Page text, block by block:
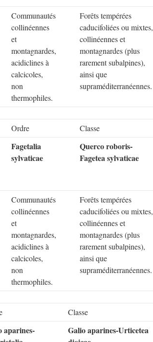
Communautés
collinéennes
et
montagnardes,
acidiclines à
calcicoles,
non
thermophiles.
Forêts tempérées
caducifoliées ou mixtes,
collinéennes et
montagnardes (plus
rarement subalpines),
ainsi que
supraméditerranéennes.
Ordre Classe
Fagetalia
sylvaticae
Querco roboris-
Fagetea sylvaticae
Communautés
collinéennes
et
montagnardes,
acidiclines à
calcicoles,
non
thermophiles.
Forêts tempérées
caducifoliées ou mixtes,
collinéennes et
montagnardes (plus
rarement subalpines),
ainsi que
supraméditerranéennes.
Classe
aparines-
Galio aparines-Urticetea